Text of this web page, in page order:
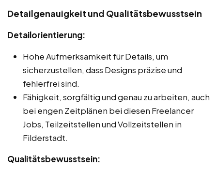
Detailgenauigkeit und Qualitätsbewusstsein
Detailorientierung:
Hohe Aufmerksamkeit für Details, um
sicherzustellen, dass Designs präzise und
fehlerfrei sind.
Fähigkeit, sorgfältig und genau zu arbeiten, auch
bei engen Zeitplänen bei diesen Freelancer
Jobs, Teilzeitstellen und Vollzeitstellen in
Filderstadt.
Qualitätsbewusstsein: